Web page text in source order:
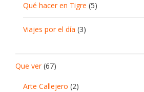
Qué hacer en Tigre (5)
Viajes por el día (3)
Que ver(67)
Arte Callejero (2)